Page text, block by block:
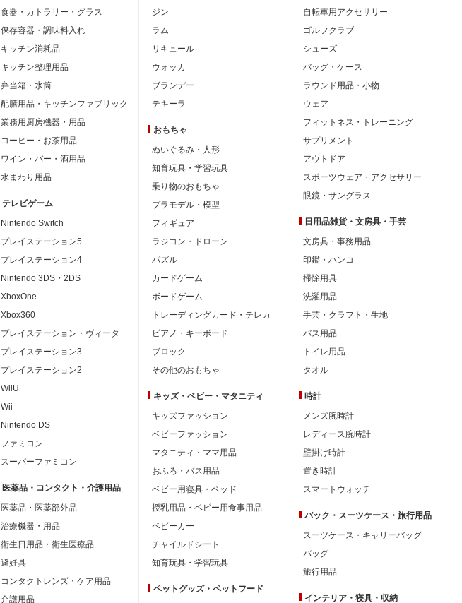
食器・カトラリー・グラス
保存容器・調味料入れ
キッチン消耗品
キッチン整理用品
弁当箱・水筒
配膳用品・キッチンファブリック
業務用厨房機器・用品
コーヒー・お茶用品
ワイン・バー・酒用品
水まわり用品
テレビゲーム
Nintendo Switch
プレイステーション5
プレイステーション4
Nintendo 3DS・2DS
XboxOne
Xbox360
プレイステーション・ヴィータ
プレイステーション3
プレイステーション2
WiiU
Wii
Nintendo DS
ファミコン
スーパーファミコン
医薬品・コンタクト・介護用品
医薬品・医薬部外品
治療機器・用品
衛生日用品・衛生医療品
避妊具
コンタクトレンズ・ケア用品
介護用品
ジン
ラム
リキュール
ウォッカ
ブランデー
テキーラ
おもちゃ
ぬいぐるみ・人形
知育玩具・学習玩具
乗り物のおもちゃ
プラモデル・模型
フィギュア
ラジコン・ドローン
パズル
カードゲーム
ボードゲーム
トレーディングカード・テレカ
ピアノ・キーボード
ブロック
その他のおもちゃ
キッズ・ベビー・ マタニティ
キッズファッション
ベビーファッション
マタニティ・ママ用品
おふろ・バス用品
ベビー用寝具・ベッド
授乳用品・ベビー用食事用品
ベビーカー
チャイルドシート
知育玩具・学習玩具
ペットグッズ・ペットフード
自転車用アクセサリー
ゴルフクラブ
シューズ
バッグ・ケース
ラウンド用品・小物
ウェア
フィットネス・トレーニング
サプリメント
アウトドア
スポーツウェア・アクセサリー
眼鏡・サングラス
日用品雑貨・文房具・手芸
文房具・事務用品
印鑑・ハンコ
掃除用具
洗濯用品
手芸・クラフト・生地
バス用品
トイレ用品
タオル
時計
メンズ腕時計
レディース腕時計
壁掛け時計
置き時計
スマートウォッチ
バック・スーツケース・旅行用品
スーツケース・キャリーバッグ
バッグ
旅行用品
インテリア・ 寝具・収納